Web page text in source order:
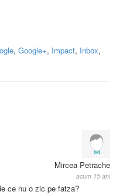
, Google+, Impact, Inbox,
Mircea Petrache
acum 15 ani
ce nu o zic pe fatza?